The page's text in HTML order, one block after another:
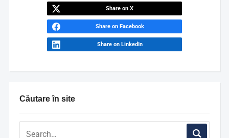
Căutare în site
Share on X
Share on Facebook
Share on LinkedIn